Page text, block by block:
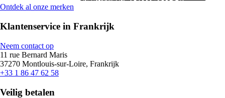
Ontdek al onze merken
Klantenservice in Frankrijk
Neem contact op
11 rue Bernard Maris
37270 Montlouis-sur-Loire, Frankrijk
+33 1 86 47 62 58
Veilig betalen